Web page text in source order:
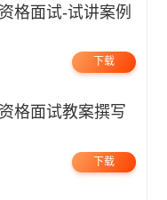
下载
下载